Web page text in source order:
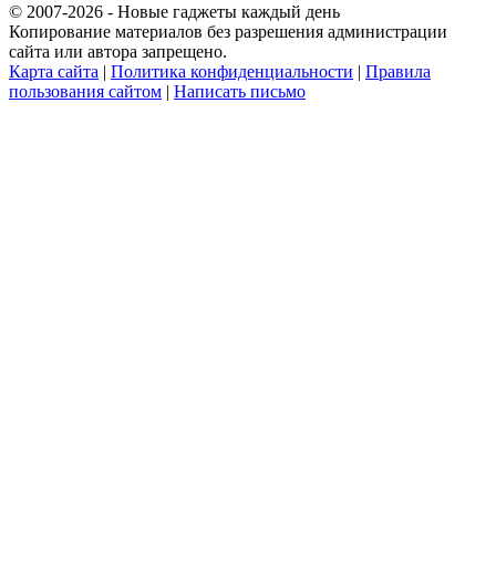
© 2007-2026 - Новые гаджеты каждый день
Копирование материалов без разрешения администрации
сайта или автора запрещено.
Карта сайта | Политика конфиденциальности | Правила
пользования сайтом | Написать письмо